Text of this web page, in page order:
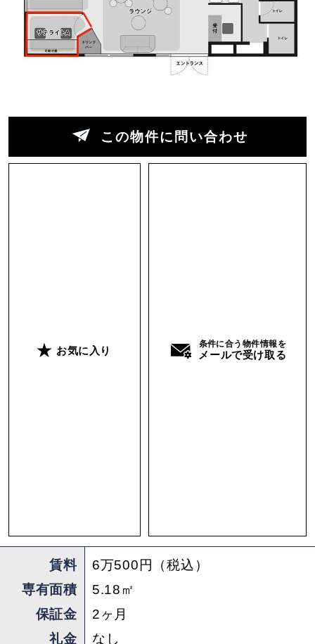
自身の体験から「こんな施設があったらもっとも
っと諦めずにできたことがあったかもしれな
い。」という思いから誕生しました。
事頑張っているのを見たら、真似をして机で勉強
するのがカッコいいでしょ!?なんて勉強熱心にな
ったりして。子どもは親の発言や行動をちゃんと
様が入居契約を締結すると支援金が福岡県から支
給されます。なんかもう、背中押されまくりで
子育てもキャリアも両立できる環境。自分らしく
輝くための場所をご紹介しました。輝きたい人を
導くことができれば、それは僕自身の輝きになり
ます。え！？いいでしょ。たまにはカッコつけさ
せてください。
この物件に問い合わせ
お気に入り
条件に合う物件情報を
メールで受け取る
賃料
6万500円（税込）
専有面積
5.18㎡
保証金
2ヶ月
礼金
なし